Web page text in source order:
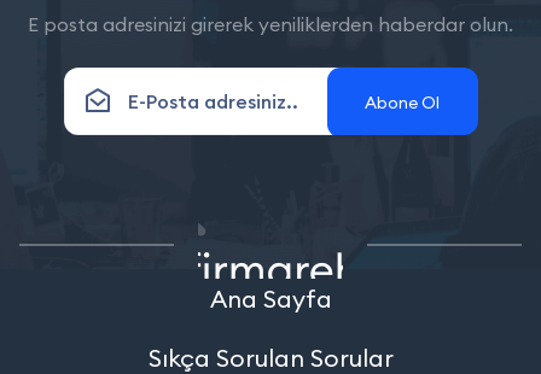
E posta adresinizi girerek yeniliklerden haberdar olun.
Abone Ol
Ana Sayfa
Sıkça Sorulan Sorular